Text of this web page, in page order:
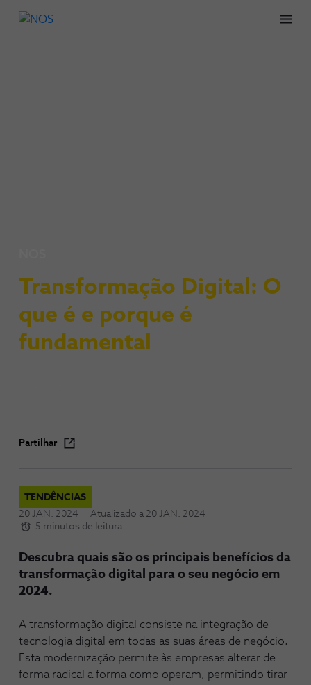
Transformação Digital: O
que é e porque é
fundamental
Partilhar
TENDÊNCIAS
20 JAN. 2024
Atualizado a 20 JAN. 2024
5 minutos de leitura
Descubra quais são os principais benefícios da
transformação digital para o seu negócio em
2024.
A transformação digital consiste na integração de
tecnologia digital em todas as suas áreas de negócio.
Esta modernização permite às empresas alterar de
forma radical a forma como operam, permitindo tirar